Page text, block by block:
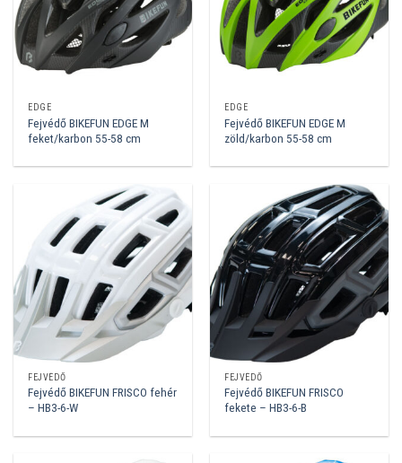
EDGE
Fejvédő BIKEFUN EDGE M
feket/karbon 55-58 cm
EDGE
Fejvédő BIKEFUN EDGE M
zöld/karbon 55-58 cm
FEJVÉDŐ
Fejvédő BIKEFUN FRISCO fehér
– HB3-6-W
FEJVÉDŐ
Fejvédő BIKEFUN FRISCO
fekete – HB3-6-B